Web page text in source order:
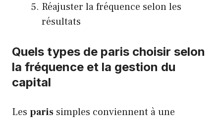
Réajuster la fréquence selon les
résultats
Quels types de paris choisir selon
la fréquence et la gestion du
capital
Les paris simples conviennent à une